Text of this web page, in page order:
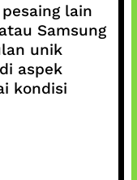
lain
Samsung
unik
aspek
kondisi